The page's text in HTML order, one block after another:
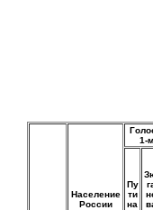
Население
России
1-
Пу
ти
на